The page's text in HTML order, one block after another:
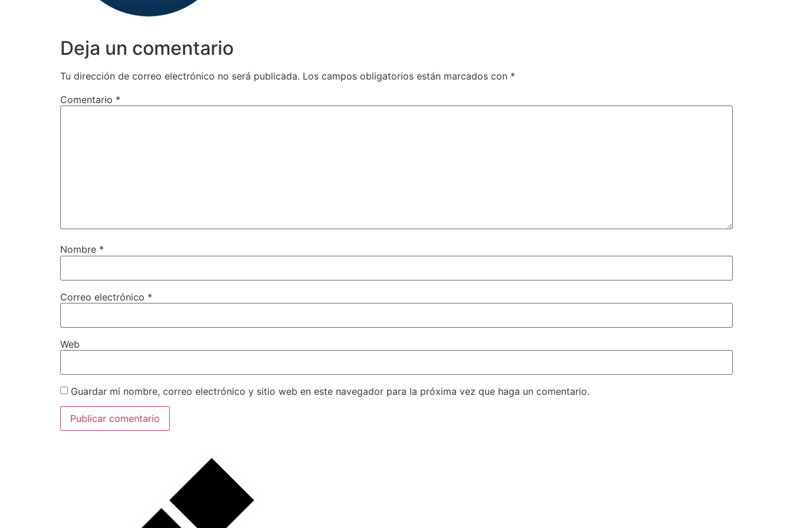
Deja un comentario
Tu dirección de correo electrónico no será publicada. Los campos obligatorios están marcados con *
Comentario *
Nombre *
Correo electrónico *
Web
Guardar mi nombre, correo electrónico y sitio web en este navegador para la próxima vez que haga un comentario.